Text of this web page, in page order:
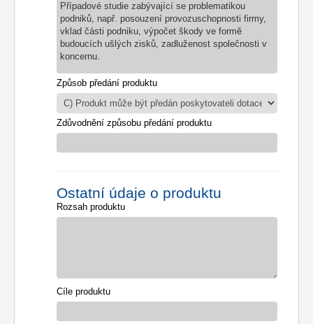
Případové studie zabývající se problematikou
podniků, např. posouzení provozuschopnosti firmy,
vklad části podniku, výpočet škody ve formě
budoucích ušlých zisků, zadluženost společnosti v
koncernu.
Způsob předání produktu
Zdůvodnění způsobu předání produktu
Ostatní údaje o produktu
Rozsah produktu
Cíle produktu